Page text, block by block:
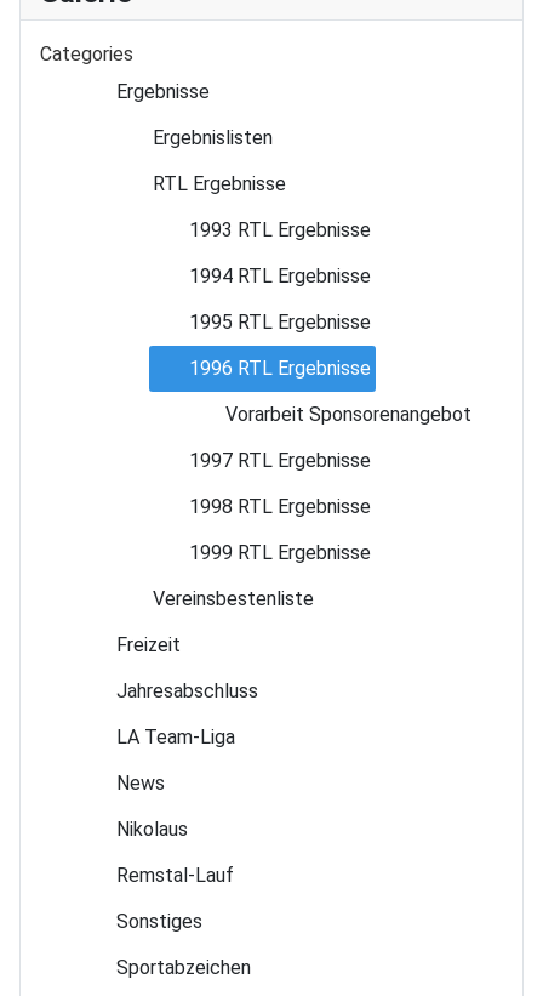
Categories
Ergebnisse
Ergebnislisten
RTL Ergebnisse
1993 RTL Ergebnisse
1994 RTL Ergebnisse
1995 RTL Ergebnisse
1996 RTL Ergebnisse
Vorarbeit Sponsorenangebot
1997 RTL Ergebnisse
1998 RTL Ergebnisse
1999 RTL Ergebnisse
Vereins­bestenliste
Freizeit
Jahres­abschluss
LA Team-Liga
News
Nikolaus
Remstal-Lauf
Sonstiges
Sport­abzeichen